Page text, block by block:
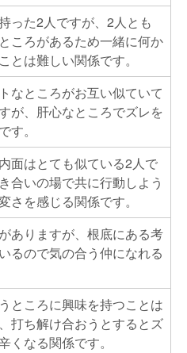
った2人ですが、2人とも
ころがあるため一緒に何か
とは難しい関係です。
なところがお互い似ていて
が、肝心なところでズレを
す。
面はとても似ている2人で
合いの場で共に行動しよう
さを感じる関係です。
ありますが、根底にある考
るので気の合う仲になれる
ところに興味を持つことは
打ち解け合おうとするとズ
くなる関係です。